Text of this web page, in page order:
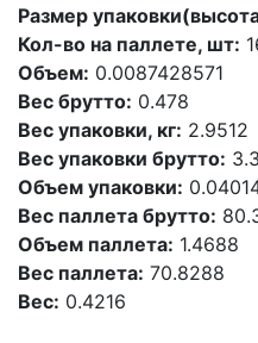
Размер
Кол-во на паллете, шт:
Объем: 0.0087428571
Вес брутто: 0.478
Вес упаковки, кг: 2.9512
Вес упаковки брутто:
Объем упаковки:
Вес паллета брутто:
Объем паллета: 1.4688
Вес паллета: 70.8288
Вес: 0.4216